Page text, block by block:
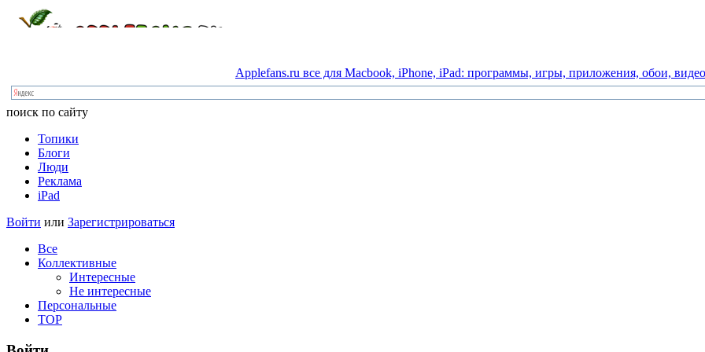
Applefans.ru все для Macbook, iPhone, iPad: программы, игры, приложения, обои, видео
поиск по сайту
Топики
Блоги
Люди
Реклама
iPad
Войти или Зарегистрироваться
Все
Коллективные
Интересные
Не интересные
Персональные
TOP